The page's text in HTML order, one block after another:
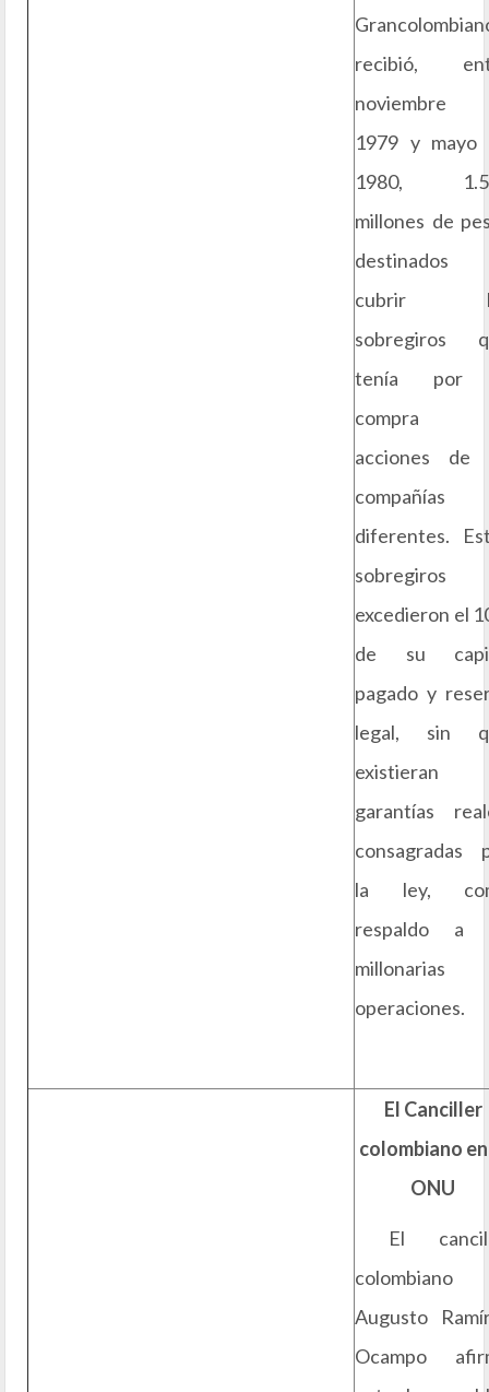
recibió,
noviembre
1979 y mayo
1980,
millones de
cubrir
sobregiros
tenía por
compra
acciones de
compañías
diferentes.
sobregiros
excedieron el
de su
pagado y
legal, sin
existieran
garantías
consagradas
la ley,
respaldo a
millonarias
operaciones.
El Canciller
colombiano
ONU
El
colombiano
Augusto
Ocampo